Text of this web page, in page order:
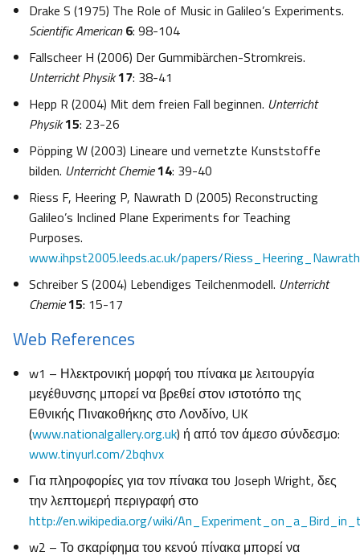
Drake S (1975) The Role of Music in Galileo’s Experiments.
Scientific American 6: 98-104
Fallscheer H (2006) Der Gummibärchen-Stromkreis.
Unterricht Physik17: 38-41
Hepp R (2004) Mit dem freien Fall beginnen. Unterricht
Physik15: 23-26
Pöpping W (2003) Lineare und vernetzte Kunststoffe
bilden. Unterricht Chemie14: 39-40
Riess F, Heering P, Nawrath D (2005) Reconstructing
Galileo’s Inclined Plane Experiments for Teaching
Purposes.
www.ihpst2005.leeds.ac.uk/papers/
Schreiber S (2004) Lebendiges Teilchenmodell. Unterricht
Chemie15: 15-17
Web References
w1 – Ηλεκτρονική μορφή του πίνακα με λειτουργία
μεγέθυνσης μπορεί να βρεθεί στον ιστοτόπο της
Εθνικής Πινακοθήκης στο Λονδίνο, UK
(www.nationalgallery.org.uk) ή από τον άμεσο σύνδεσμο:
www.tinyurl.com/2bqhvx
Για πληροφορίες για τον πίνακα του Joseph Wright, δες
την λεπτομερή περιγραφή στο
http://en.wikipedia.org/wiki/
w2 – Το σκαρίφημα του κενού πίνακα μπορεί να